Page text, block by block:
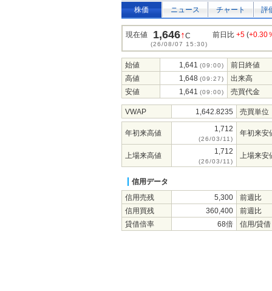
株価 ニュース チャート 評
現在値 1,646↑C
(26/08/07 15:30)
前日比 +5 (+0.30
始値 1,641 (09:00)
前日終値
高値
1,648 (09:27)
出来高
安値
1,641 (09:00) 売買代金
VWAP 1,642.8235 売買単位
年初来高値 1,712
(26/03/11)
年初来安
上場来高値 1,712
(26/03/11)
上場来安
信用データ
信用売残
5,300
前週比
信用買残
360,400
前週比
貸借倍率
68倍 信用/貸借